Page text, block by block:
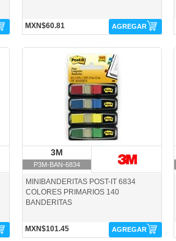
MXN$60.81 AGREGAR
P3M-BAN-6834-3M
3M
P3M-BAN-6834
MINIBANDERITAS POST-IT 6834
COLORES PRIMARIOS 140
BANDERITAS
MXN$101.45 AGREGAR